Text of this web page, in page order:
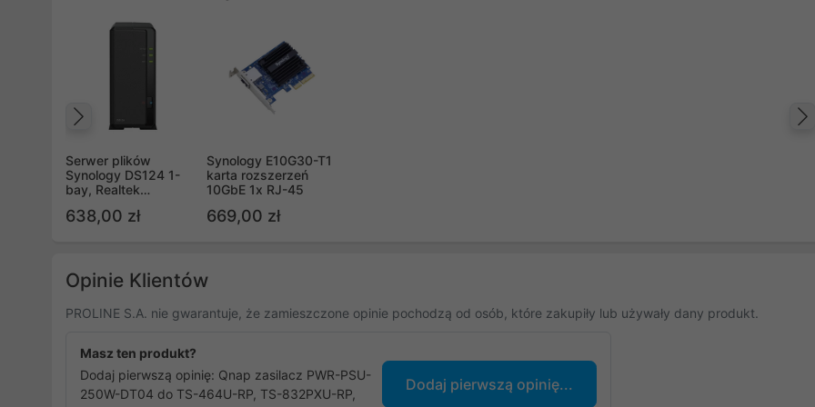
Serwer plików
Synology DS124 1-
bay, Realtek
GHz, 1G DDR4 RAM,
638,00 zł
Synology E10G30-T1
karta rozszerzeń
10GbE 1x RJ-45
669,00 zł
Poprzedni
Opinie Klientów
PROLINE S.A. nie gwarantuje, że zamieszczone opinie pochodzą od osób, które zakupiły lub używały dany produkt.
Masz ten produkt?
Dodaj pierwszą opinię: Qnap zasilacz PWR-PSU-
250W-DT04 do TS-464U-RP, TS-832PXU-RP,
Dodaj pierwszą opinię...